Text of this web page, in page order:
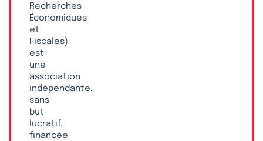
Recherches
Économiques
et
Fiscales)
est
une
association
indépendante,
sans
but
lucratif,
financée